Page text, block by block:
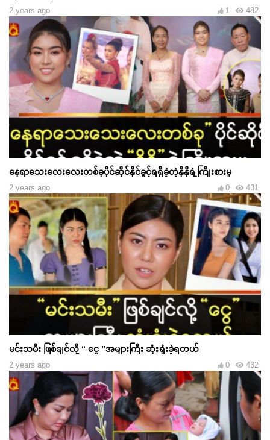
2 years ago 482
1
နေရာသေးလေးလေးတစ်ခုပိုင်ဆိုင်နိုင်ခွင့်ရရှိခဲ့တဲ့နိုနိုရဲ့ကြိုးစားမှု
2 years ago 431
0
မင်းသမီး ဖြစ်ချင်လို့ “ ငွေ ”အများကြီး ဆုံးရှုံးခဲ့ရတယ်
2 years ago 432
0